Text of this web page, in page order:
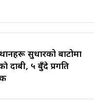
सुधारको बाटोमा
दाबी, ५ बुँदे प्रगति